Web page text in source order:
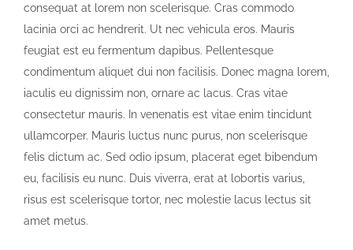
consequat at lorem non scelerisque. Cras commodo
lacinia orci ac hendrerit. Ut nec vehicula eros. Mauris
feugiat est eu fermentum dapibus. Pellentesque
condimentum aliquet dui non facilisis. Donec magna lorem,
iaculis eu dignissim non, ornare ac lacus. Cras vitae
consectetur mauris. In venenatis est vitae enim tincidunt
ullamcorper. Mauris luctus nunc purus, non scelerisque
felis dictum ac. Sed odio ipsum, placerat eget bibendum
eu, facilisis eu nunc. Duis viverra, erat at lobortis varius,
risus est scelerisque tortor, nec molestie lacus lectus sit
amet metus.